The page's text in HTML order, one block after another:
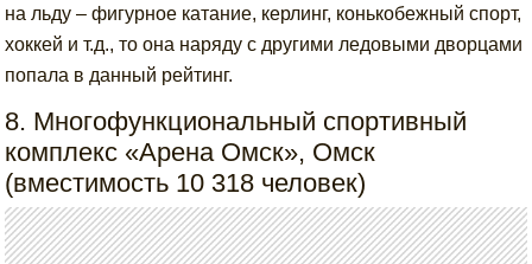
на льду – фигурное катание, керлинг, конькобежный спорт,
хоккей и т.д., то она наряду с другими ледовыми дворцами
попала в данный рейтинг.
8. Многофункциональный спортивный
комплекс «Арена Омск», Омск
(вместимость 10 318 человек)